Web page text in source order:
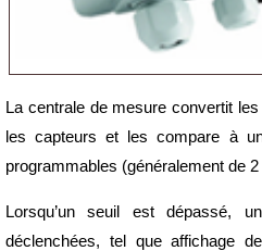
La centrale de mesure convertit
les capteurs et les compare à
programmables (généralement de 2
Lorsqu’un seuil est dépassé,
déclenchées, tel que affichage